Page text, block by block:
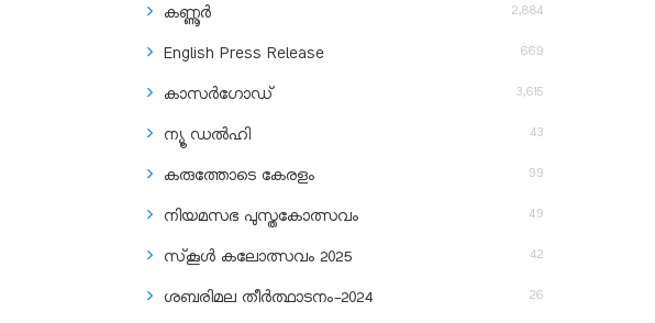
കണ്ണൂർ 2,884
English Press Release 669
കാസർഗോഡ് 3,615
ന്യൂ ഡൽഹി 43
കരുത്തോടെ കേരളം 99
നിയമസഭ പുസ്തകോത്സവം 49
സ്‌കൂൾ കലോത്സവം 2025 42
ശബരിമല തീര്‍ത്ഥാടനം-2024 26